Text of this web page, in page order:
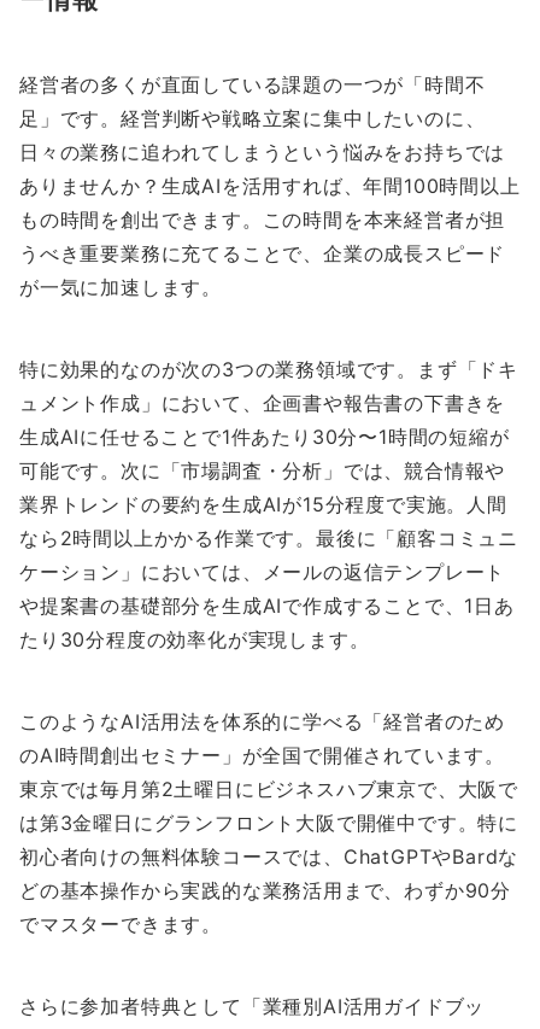
経営者の多くが直面している課題の一つが「時間不
足」です。経営判断や戦略立案に集中したいのに、
日々の業務に追われてしまうという悩みをお持ちでは
ありませんか？生成AIを活用すれば、年間100時間以上
もの時間を創出できます。この時間を本来経営者が担
うべき重要業務に充てることで、企業の成長スピード
が一気に加速します。
特に効果的なのが次の3つの業務領域です。まず「ドキ
ュメント作成」において、企画書や報告書の下書きを
生成AIに任せることで1件あたり30分〜1時間の短縮が
可能です。次に「市場調査・分析」では、競合情報や
業界トレンドの要約を生成AIが15分程度で実施。人間
なら2時間以上かかる作業です。最後に「顧客コミュニ
ケーション」においては、メールの返信テンプレート
や提案書の基礎部分を生成AIで作成することで、1日あ
たり30分程度の効率化が実現します。
このようなAI活用法を体系的に学べる「経営者のため
のAI時間創出セミナー」が全国で開催されています。
東京では毎月第2土曜日にビジネスハブ東京で、大阪で
は第3金曜日にグランフロント大阪で開催中です。特に
初心者向けの無料体験コースでは、ChatGPTやBardな
どの基本操作から実践的な業務活用まで、わずか90分
でマスターできます。
さらに参加者特典として「業種別AI活用ガイドブッ